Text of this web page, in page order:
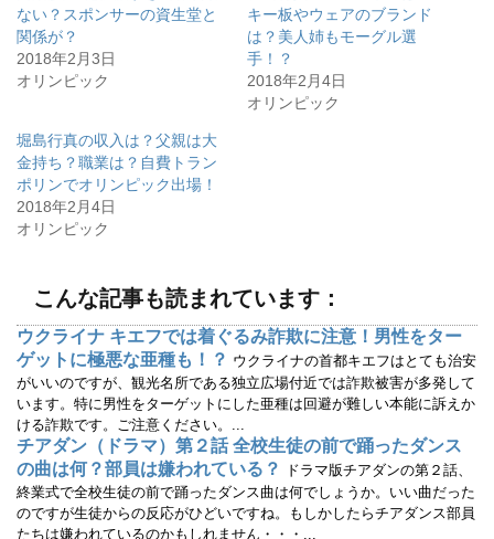
w
i
t
t
e
で
新
し
い
ウ
ン
ド
ウ
ま
す
k
で
有
す
リ
ッ
ク
し
て
く
だ
い
ウ
ィ
ン
ド
ウ
で
開
き
ま
ない？スポンサーの資生堂と
関係が？
2018年2月3日
オリンピック
キー板やウェアのブランド
は？美人姉もモーグル選
手！？
2018年2月4日
オリンピック
堀島行真の収入は？父親は大
金持ち？職業は？自費トラン
ポリンでオリンピック出場！
2018年2月4日
オリンピック
こんな記事も読まれています：
ウクライナ キエフでは着ぐるみ詐欺に注意！男性をター
ゲットに極悪な亜種も！？ ウクライナの首都キエフはとても治安
がいいのですが、観光名所である独立広場付近では詐欺被害が多発して
います。特に男性をターゲットにした亜種は回避が難しい本能に訴えか
ける詐欺です。ご注意ください。...
チアダン（ドラマ）第２話 全校生徒の前で踊ったダンス
の曲は何？部員は嫌われている？
ドラマ版チアダンの第２話、
終業式で全校生徒の前で踊ったダンス曲は何でしょうか。いい曲だった
のですが生徒からの反応がひどいですね。もしかしたらチアダンス部員
たちは嫌われているのかもしれません・・・...